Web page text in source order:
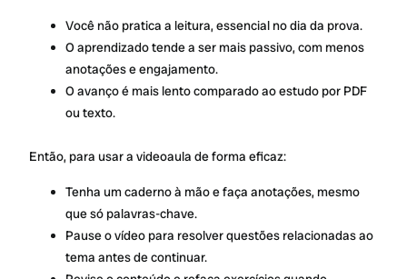
Você não pratica a leitura, essencial no dia da prova.
O aprendizado tende a ser mais passivo, com menos
anotações e engajamento.
O avanço é mais lento comparado ao estudo por PDF
ou texto.
Então, para usar a videoaula de forma eficaz:
Tenha um caderno à mão e faça anotações, mesmo
que só palavras-chave.
Pause o vídeo para resolver questões relacionadas ao
tema antes de continuar.